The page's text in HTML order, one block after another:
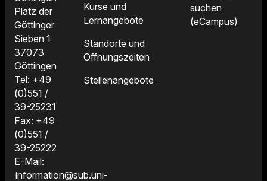
Platz der
Göttinger
Sieben 1
37073
Göttingen
Tel: +49
(0)551 /
39-25231
Fax: +49
(0)551 /
39-25222
E-Mail:
information@sub.uni-
Kurse und
Lernangebote
Standorte und
Öffnungszeiten
Stellenangebote
suchen
(eCampus)